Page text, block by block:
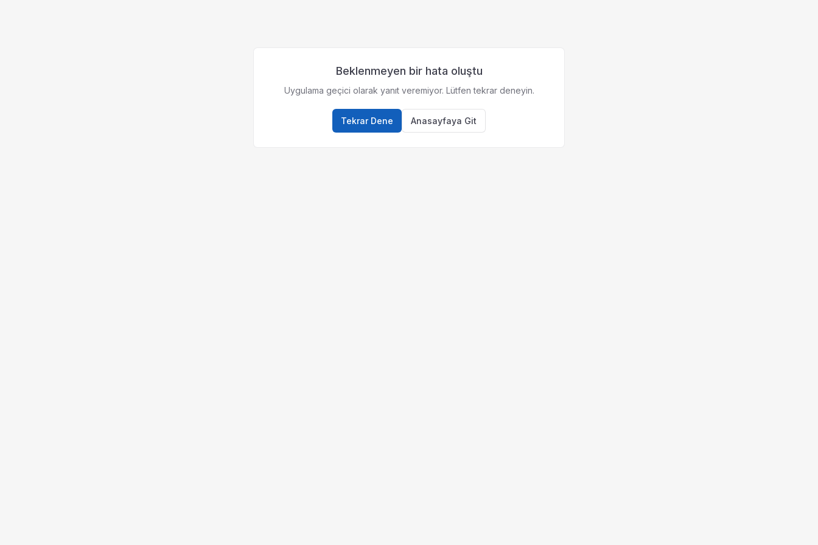
Beklenmeyen bir hata oluştu
Uygulama geçici olarak yanıt veremiyor. Lütfen tekrar deneyin.
Tekrar Dene Anasayfaya Git